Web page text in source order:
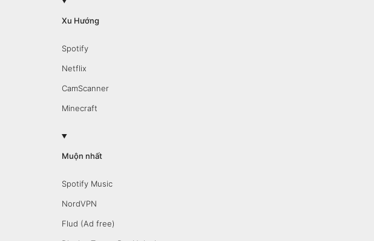
Xu Hướng
Spotify
Netflix
CamScanner
Minecraft
Muộn nhất
Spotify Music
NordVPN
Flud (Ad free)